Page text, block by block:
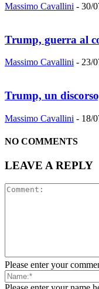
Massimo Cavallini - 30/
Trump, guerra al
Massimo Cavallini - 23/
Trump, un
Massimo Cavallini - 18/
NO COMMENTS
LEAVE A REPLY
Please enter your